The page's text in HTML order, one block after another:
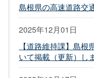
島根県の高速道路交
2025年12月01日
【道路維持課】島
いて掲載（更新）し